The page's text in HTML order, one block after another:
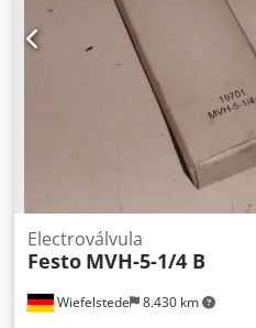
Wiefelstede 8.430 km
Electroválvula
Festo MVH-5-1/4 B